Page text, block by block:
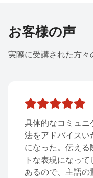
お客様の声
実際に受講された方々
なコミュニケーション
ドバイスいただけて学
た。伝える際にダイレ
現になってしまうこと
で、主語の置き換えや